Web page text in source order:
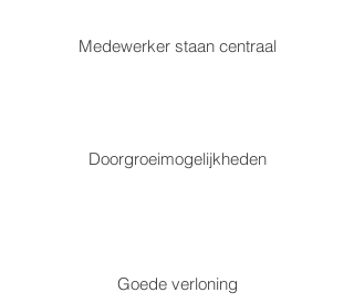
Medewerker staan centraal
Doorgroeimogelijkheden
Goede verloning